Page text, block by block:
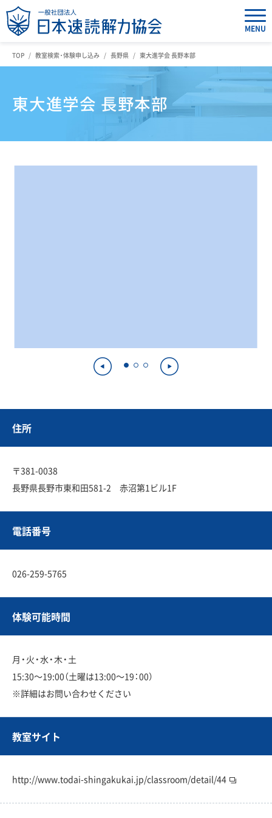
MENU
TOP 教室検索・体験申し込み 長野県 東大進学会 長野本部
東大進学会 長野本部
住所
〒381-0038
長野県長野市東和田581-2 赤沼第1ビル1F
電話番号
026-259-5765
体験可能時間
月・火・水・木・土
15:30〜19:00（土曜は13:00〜19：00）
※詳細はお問い合わせください
教室サイト
http://www.todai-shingakukai.jp/classroom/detail/44